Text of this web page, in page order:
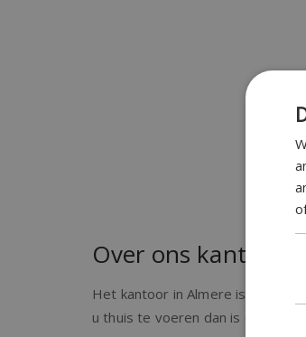
Over ons kantoor
Het kantoor in Almere is
u thuis te voeren dan is dit ook